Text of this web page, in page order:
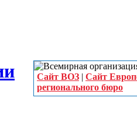
Сайт ВОЗ | Сайт
регионального бюро